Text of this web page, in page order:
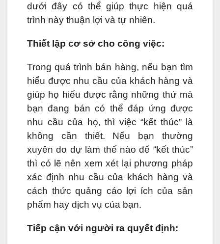
dưới đây có thể giúp thực hiện quá
trình này thuận lợi và tự nhiên.
Thiết lập cơ sở cho công việc:
Trong quá trình bán hàng, nếu bạn tìm
hiểu được nhu cầu của khách hàng và
giúp họ hiểu được rằng những thứ mà
bạn đang bán có thể đáp ứng được
nhu cầu của họ, thì việc “kết thúc” là
không cần thiết. Nếu bạn thường
xuyên do dự làm thế nào để “kết thúc”
thì có lẽ nên xem xét lại phương pháp
xác định nhu cầu của khách hàng và
cách thức quảng cáo lợi ích của sản
phẩm hay dịch vụ của bạn.
Tiếp cận với người ra quyết định: